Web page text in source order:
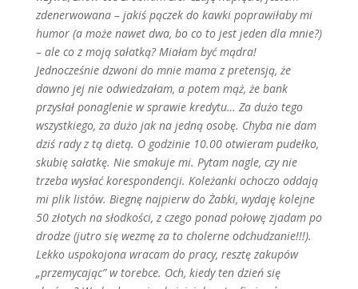
zdenerwowana – jakiś pączek do kawki poprawiłaby mi
humor (a może nawet dwa, bo co to jest jeden dla mnie?)
– ale co z moją sałatką? Miałam być mądra!
Jednocześnie dzwoni do mnie mama z pretensją, że
dawno jej nie odwiedzałam, a potem mąż, że bank
przysłał ponaglenie w sprawie kredytu… Za dużo tego
wszystkiego, za dużo jak na jedną osobę. Chyba nie dam
dziś rady z tą dietą. O godzinie 10.00 otwieram pudełko,
skubię sałatkę. Nie smakuje mi. Pytam nagle, czy nie
trzeba wysłać korespondencji. Koleżanki ochoczo oddają
mi plik listów. Biegnę najpierw do Żabki, wydaję kolejne
50 złotych na słodkości, z czego ponad połowę zjadam po
drodze (jutro się wezmę za to cholerne odchudzanie!!!).
Lekko uspokojona wracam do pracy, resztę zakupów
„przemycając” w torebce. Och, kiedy ten dzień się